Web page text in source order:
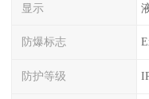
显示
防爆标志
防护等级